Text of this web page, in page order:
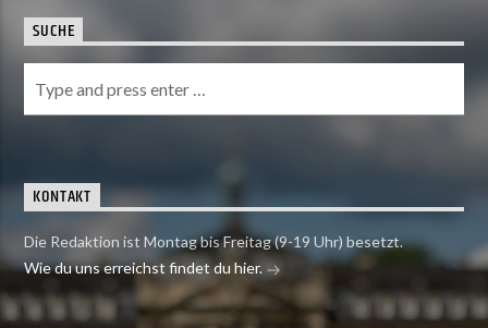
SUCHE
KONTAKT
Die Redaktion ist Montag bis Freitag (9-19 Uhr) besetzt.
Wie du uns erreichst findet du hier.